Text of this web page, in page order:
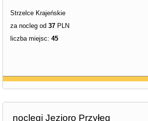
Strzelce Krajeńskie
za nocleg od 37 PLN
liczba miejsc: 45
noclegi Jezioro Przyłęg